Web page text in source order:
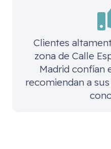
Clientes
zona de Calle
Madridconfían
recomiendan a